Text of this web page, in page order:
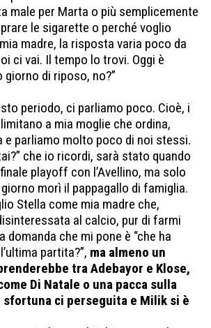
male per Marta o più semplicemente
le sigarette o perché voglio
madre, la risposta varia poco da
ci vai. Il tempo lo trovi. Oggi è
giorno di riposo, no?”
periodo, ci parliamo poco. Cioè, i
a mia moglie che ordina,
e parliamo molto poco di noi stessi.
che io ricordi, sarà stato quando
playoff con l’Avellino, ma solo
morì il pappagallo di famiglia.
Stella come mia madre che,
al calcio, pur di farmi
domanda che mi pone è “che ha
partita?”, ma almeno un
tra Adebayor e Klose,
Di Natale o una pacca sulla
sfortuna ci perseguita e Milik si è